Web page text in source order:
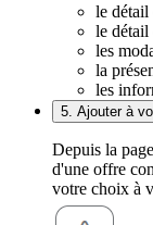
le détail
le détail
les
la
les
5. Ajouter à
Depuis la
d'une offre
votre choix à